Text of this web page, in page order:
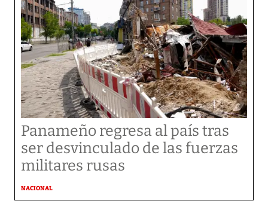
Panameño regresa al país tras
ser desvinculado de las fuerzas
militares rusas
NACIONAL